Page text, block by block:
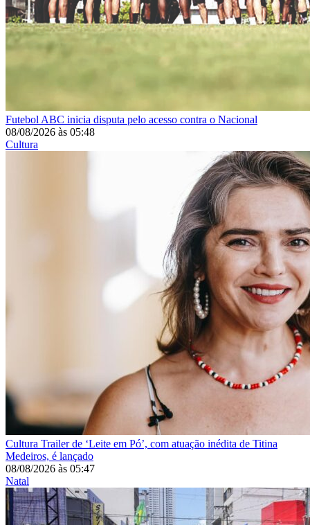
Futebol ABC inicia disputa pelo acesso contra o Nacional
08/08/2026 às 05:48
Cultura
Cultura Trailer de ‘Leite em Pó’, com atuação inédita de Titina
Medeiros, é lançado
08/08/2026 às 05:47
Natal